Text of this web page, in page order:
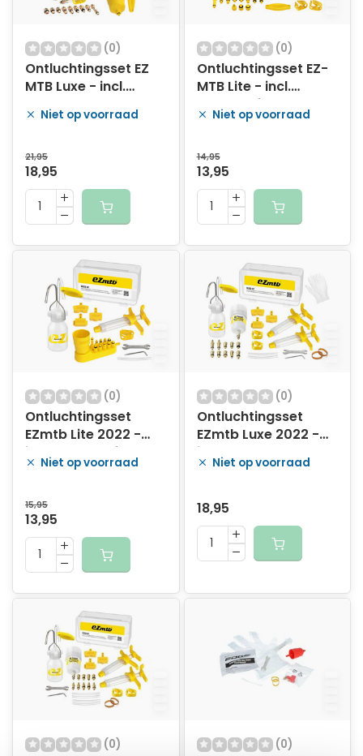
(0)
Ontluchtingsset EZ
MTB Luxe - incl.
metalen adapters
Niet op voorraad
21,95
18,95
(0)
Ontluchtingsset EZ-
MTB Lite - incl.
kunststof adapters
Niet op voorraad
14,95
13,95
(0)
Ontluchtingsset
EZmtb Lite 2022 -
incl. kunststof
adapters
Niet op voorraad
15,95
13,95
(0)
Ontluchtingsset
EZmtb Luxe 2022 -
incl. metalen
adapters
Niet op voorraad
18,95
(0) (0)